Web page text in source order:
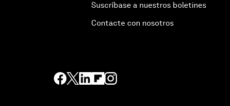
Suscríbase a nuestros boletines
Contacte con nosotros